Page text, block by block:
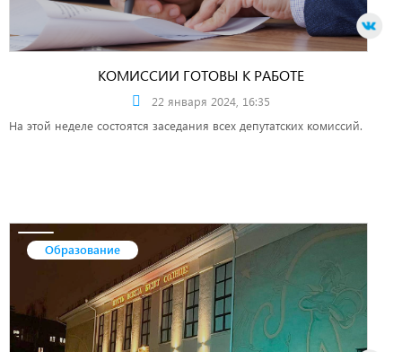
КОМИССИИ ГОТОВЫ К РАБОТЕ
22 января 2024, 16:35
На этой неделе состоятся заседания всех депутатских комиссий.
Образование